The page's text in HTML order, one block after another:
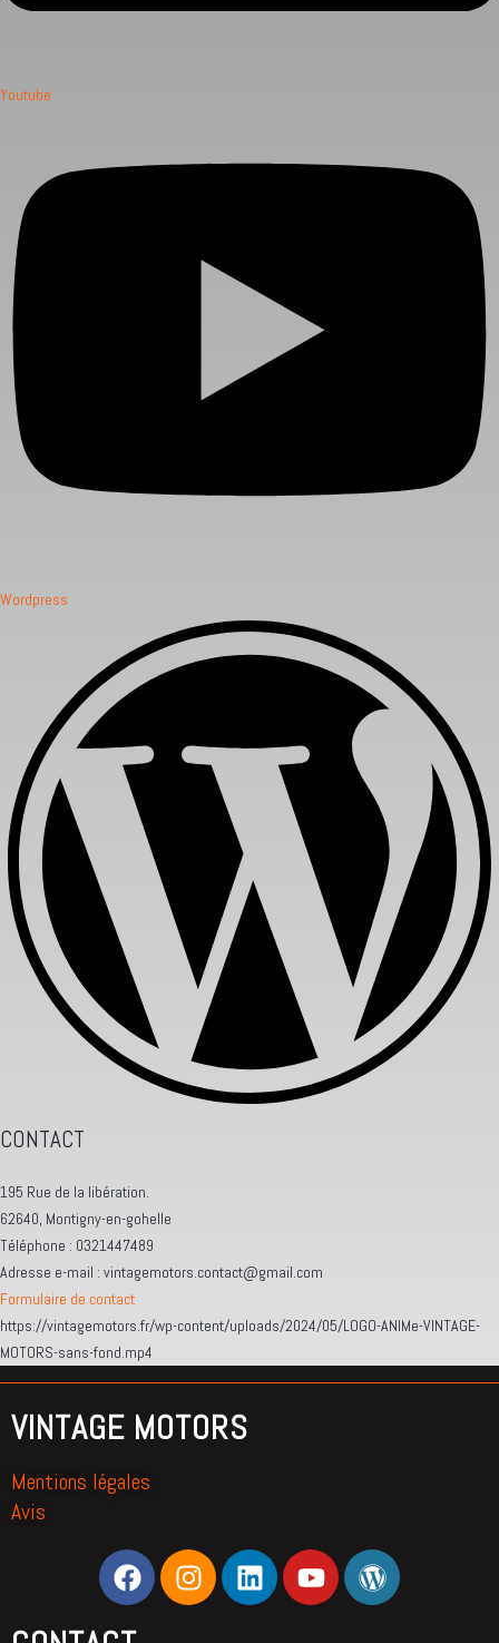
Youtube
Wordpress
CONTACT
195 Rue de la libération.
62640, Montigny-en-gohelle
Téléphone : 0321447489
Adresse e-mail : vintagemotors.contact@gmail.com
Formulaire de contact
https://vintagemotors.fr/wp-content/uploads/2024/05/LOGO-ANIMe-VINTAGE-
MOTORS-sans-fond.mp4
VINTAGE MOTORS
Mentions légales
Avis